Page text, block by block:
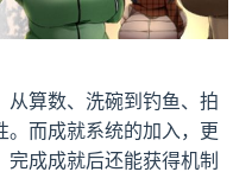
算数、洗碗到钓鱼、拍
而​​成就系统的加入​​，更
完成成就后还能获得机制